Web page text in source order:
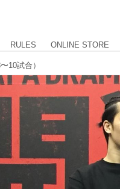
RULES ONLINE STORE
10試合）